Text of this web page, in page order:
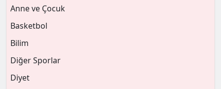
Anne ve Çocuk
Basketbol
Bilim
Diğer Sporlar
Diyet